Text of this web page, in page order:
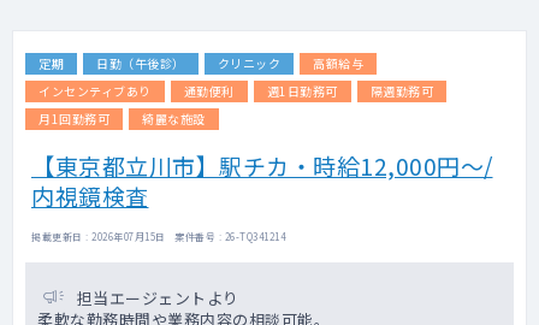
定期 日勤（午後診） クリニック
高額給与
インセンティブあり
通勤便利 週1日勤務可
隔週勤務可
月1回勤務可
綺麗な施設
【東京都立川市】駅チカ・時給12,000円～/
内視鏡検査
掲載更新日 : 2026年07月15日 案件番号 : 26-TQ341214
担当エージェントより
柔軟な勤務時間や業務内容の相談可能。